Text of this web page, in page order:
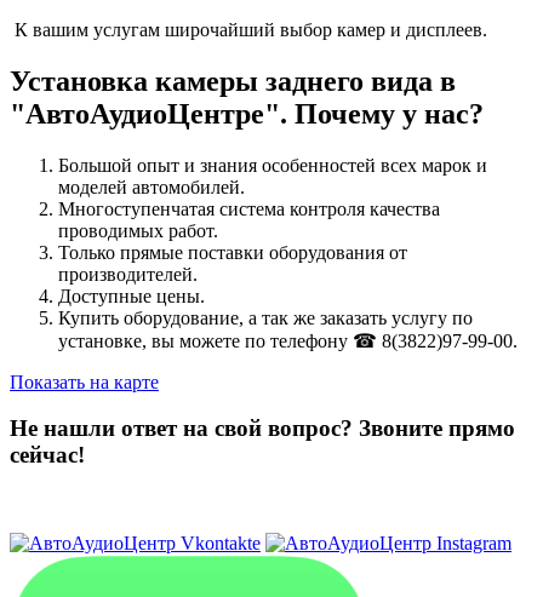
К вашим услугам широчайший выбор камер и дисплеев.
Установка камеры заднего вида в
"АвтоАудиоЦентре". Почему у нас?
Большой опыт и знания особенностей всех марок и
моделей автомобилей.
Многоступенчатая система контроля качества
проводимых работ.
Только прямые поставки оборудования от
производителей.
Доступные цены.
Купить оборудование, а так же заказать услугу по
установке, вы можете по телефону ☎ 8(3822)97-99-00.
Показать на карте
Не нашли ответ на свой вопрос? Звоните прямо
сейчас!